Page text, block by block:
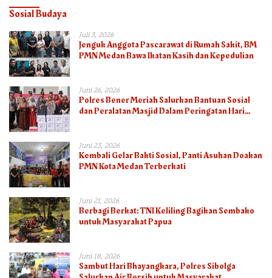
Sosial Budaya
Juli 3, 2026
Jenguk Anggota Pascarawat di Rumah Sakit, BM
PMN Medan Bawa Ikatan Kasih dan Kepedulian
Juni 26, 2026
Polres Bener Meriah Salurkan Bantuan Sosial
dan Peralatan Masjid Dalam Peringatan Hari
Juni 23, 2026
Kembali Gelar Bakti Sosial, Panti Asuhan Doakan
PMN Kota Medan Terberkati
Juni 21, 2026
Berbagi Berkat: TNI Keliling Bagikan Sembako
untuk Masyarakat Papua
Juni 18, 2026
Sambut Hari Bhayangkara, Polres Sibolga